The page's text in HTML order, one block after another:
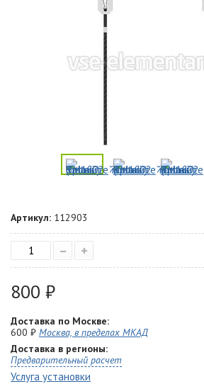
Артикул: 112903
– +
800 ₽
Доставка по Москве:
600 ₽ Москва, в пределах МКАД
Доставка в регионы:
Предварительный расчет
Услуга установки